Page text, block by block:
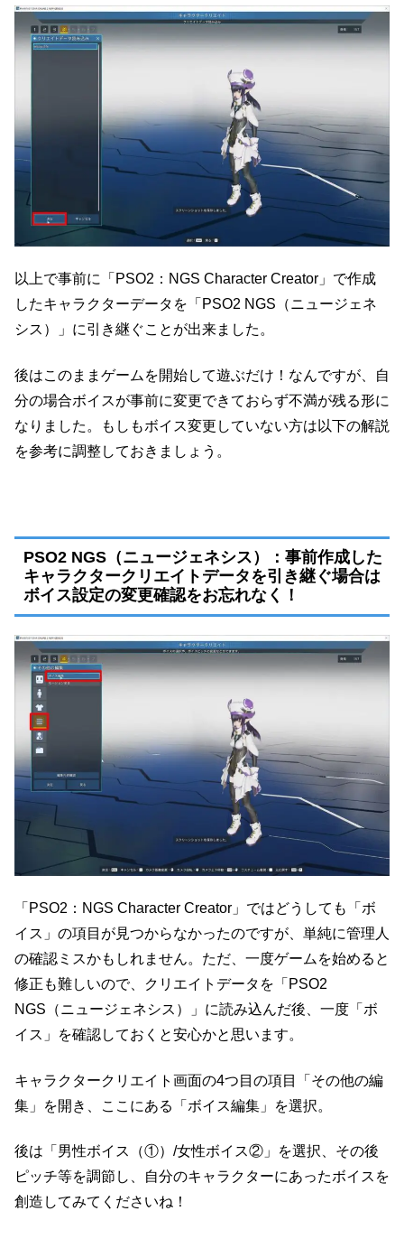
以上で事前に「PSO2：NGS Character Creator」で作成
したキャラクターデータを「PSO2 NGS（ニュージェネ
シス）」に引き継ぐことが出来ました。
後はこのままゲームを開始して遊ぶだけ！なんですが、自
分の場合ボイスが事前に変更できておらず不満が残る形に
なりました。もしもボイス変更していない方は以下の解説
を参考に調整しておきましょう。
PSO2 NGS（ニュージェネシス）：事前作成した
キャラクタークリエイトデータを引き継ぐ場合は
ボイス設定の変更確認をお忘れなく！
「PSO2：NGS Character Creator」ではどうしても「ボ
イス」の項目が見つからなかったのですが、単純に管理人
の確認ミスかもしれません。ただ、一度ゲームを始めると
修正も難しいので、クリエイトデータを「PSO2
NGS（ニュージェネシス）」に読み込んだ後、一度「ボ
イス」を確認しておくと安心かと思います。
キャラクタークリエイト画面の4つ目の項目「その他の編
集」を開き、ここにある「ボイス編集」を選択。
後は「男性ボイス（①）/女性ボイス②」を選択、その後
ピッチ等を調節し、自分のキャラクターにあったボイスを
創造してみてくださいね！